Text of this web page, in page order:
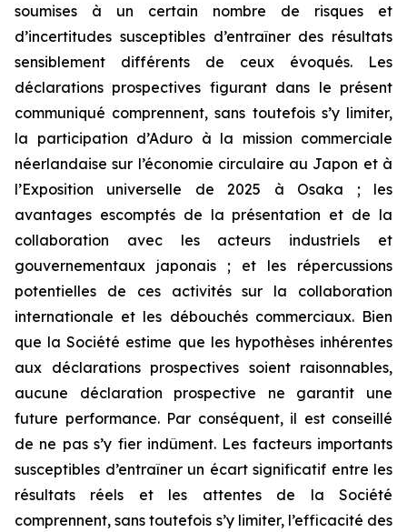
soumises à un certain nombre de risques et
d’incertitudes susceptibles d’entraîner des résultats
sensiblement différents de ceux évoqués. Les
déclarations prospectives figurant dans le présent
communiqué comprennent, sans toutefois s’y limiter,
la participation d’Aduro à la mission commerciale
néerlandaise sur l’économie circulaire au Japon et à
l’Exposition universelle de 2025 à Osaka ; les
avantages escomptés de la présentation et de la
collaboration avec les acteurs industriels et
gouvernementaux japonais ; et les répercussions
potentielles de ces activités sur la collaboration
internationale et les débouchés commerciaux. Bien
que la Société estime que les hypothèses inhérentes
aux déclarations prospectives soient raisonnables,
aucune déclaration prospective ne garantit une
future performance. Par conséquent, il est conseillé
de ne pas s’y fier indûment. Les facteurs importants
susceptibles d’entraîner un écart significatif entre les
résultats réels et les attentes de la Société
comprennent, sans toutefois s’y limiter, l’efficacité des